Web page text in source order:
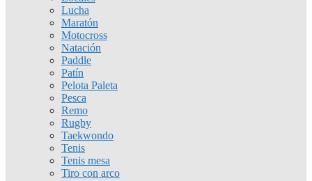
Lucha
Maratón
Motocross
Natación
Paddle
Patín
Pelota Paleta
Pesca
Remo
Rugby
Taekwondo
Tenis
Tenis mesa
Tiro con arco